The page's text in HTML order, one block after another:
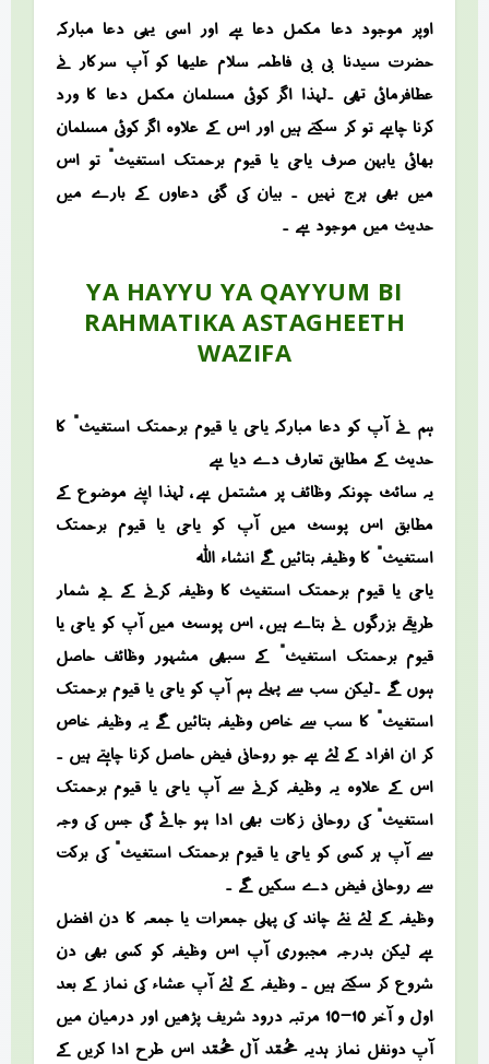
اوپر موجود دعا مکمل دعا ہے اور اسی یہی دعا مبارکہ
حضرت سیدنا بی بی فاطمہ سلام علیھا کو آپ سرکار نے
عطافرمائی تھی ۔لہذا اگر کوئی مسلمان مکمل دعا کا ورد
کرنا چاہے تو کر سکتے ہیں اور اس کے علاوہ اگر کوئی مسلمان
بھائی یابہن صرف “یاحی یا قیوم برحمتک استغیث” تو اس
میں بھی ہرج نہیں ۔ بیان کی گئی دعاوں کے بارے میں
حدیث میں موجود ہے ۔
YA HAYYU YA QAYYUM BI
RAHMATIKA ASTAGHEETH
WAZIFA
ہم نے آپ کو دعا مبارکہ “یاحی یا قیوم برحمتک استغیث” کا
حدیث کے مطابق تعارف دے دیا ہے
یہ سائٹ چونکہ وظائف پر مشتمل ہے ، لہذا اپنے موضوع کے
مطابق اس پوسٹ میں آپ کو “یاحی یا قیوم برحمتک
استغیث” کا وظیفہ بتائیں گے انشاء اللہ
یاحی یا قیوم برحمتک استغیث کا وظیفہ کرنے کے بے شمار
طریقے بزرگوں نے بتاے ہیں ، اس پوسٹ میں آپ کو “یاحی یا
قیوم برحمتک استغیث” کے سبھی مشہور وظائف حاصل
ہوں گے ۔لیکن سب سے پہلے ہم آپ کو “یاحی یا قیوم برحمتک
استغیث” کا سب سے خاص وظیفہ بتائیں گے یہ وظیفہ خاص
کر ان افراد کے لئے ہے جو روحانی فیض حاصل کرنا چاہتے ہیں ۔
اس کے علاوہ یہ وظیفہ کرنے سے آپ “یاحی یا قیوم برحمتک
استغیث” کی روحانی زکات بھی ادا ہو جائے گی جس کی وجہ
سے آپ ہر کسی کو “یاحی یا قیوم برحمتک استغیث” کی برکت
سے روحانی فیض دے سکیں گے ۔
وظیفہ کے لئے نئے چاند کی پہلی جمعرات یا جمعہ کا دن افضل
ہے لیکن بدرجہ مجبوری آپ اس وظیفہ کو کسی بھی دن
شروع کر سکتے ہیں ۔ وظیفہ کے لئے آپ عشاء کی نماز کے بعد
اول و آخر 10-10 مرتبہ درود شریف پڑھیں اور درمیان میں
آپ دونفل نماز ہدیہ محمد آل محمد اس طرح ادا کریں کے